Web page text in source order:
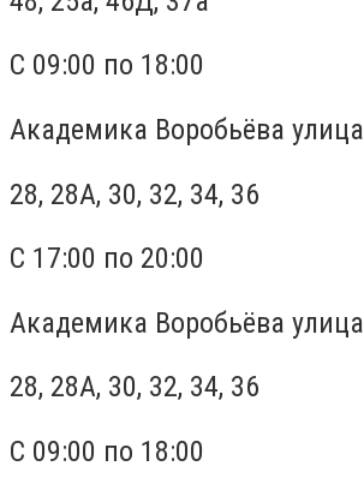
С 09:00 по 18:00
Академика Воробьёва улица
28, 28А, 30, 32, 34, 36
С 17:00 по 20:00
Академика Воробьёва улица
28, 28А, 30, 32, 34, 36
С 09:00 по 18:00